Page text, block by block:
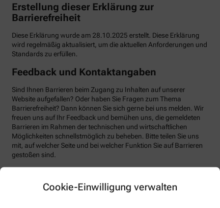
Cookie-Einwilligung verwalten
Erstellung dieser Erklärung zur
Barrierefreiheit
Diese Erklärung wurde am 28.10.2025 erstellt. Diese Erklärung
wird regelmäßig aktualisiert, um die aktuellen Anforderungen und
Standards zu erfüllen.
Feedback und Kontaktangaben
Sind Ihnen Barrieren beim Zugang zu Inhalten auf unserer
Website aufgefallen? Oder haben Sie Fragen zum Thema
Barrierefreiheit? Dann können Sie sich gerne bei uns melden. Wir
freuen uns auf Ihr Feedback und bemühen uns, die gemeldeten
Barrieren im Rahmen der technischen und wirtschaftlichen
Möglichkeiten schnellstmöglich zu beheben. Bitte teilen Sie uns
mit, auf welcher Seite und bei welcher Funktion Sie auf Barrieren
gestoßen sind.
unserer Website. Sie können uns auch über folgende Wege die
von Ihnen gefundenen Barrieren melden: